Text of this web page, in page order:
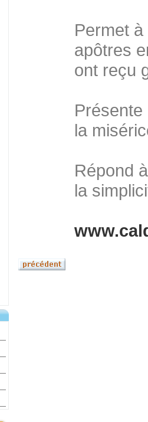
Permet
apôtres
ont reçu
la
Répond
la